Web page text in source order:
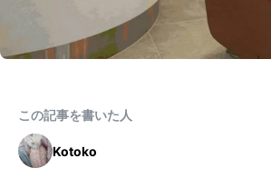
この記事を書いた人
Kotoko